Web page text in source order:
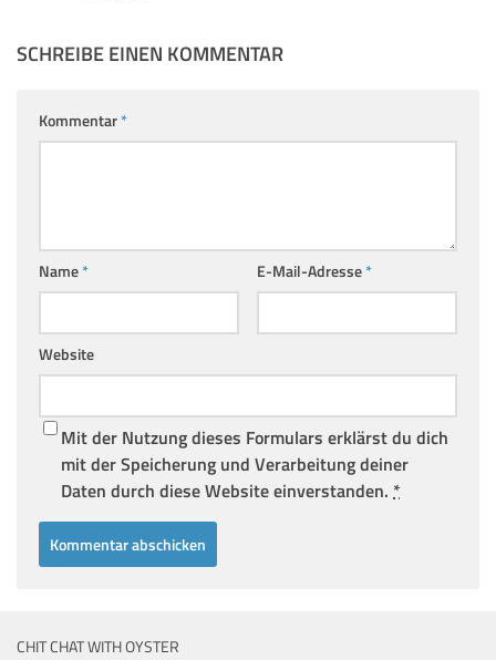
SCHREIBE EINEN KOMMENTAR
Kommentar*
Name* E-Mail-Adresse*
Website
Mit der Nutzung dieses Formulars erklärst du dich
mit der Speicherung und Verarbeitung deiner
Daten durch diese Website einverstanden. *
CHIT CHAT WITH OYSTER